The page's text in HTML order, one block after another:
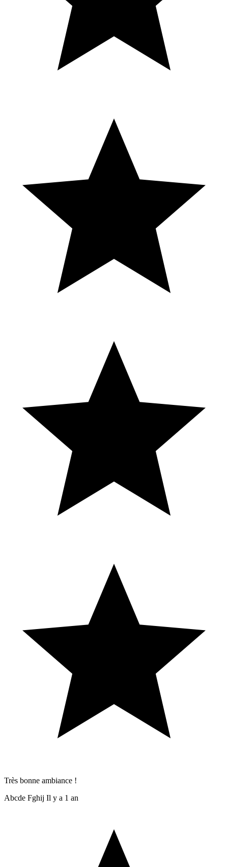
Très bonne ambiance !
Abcde Fghij Il y a 1 an